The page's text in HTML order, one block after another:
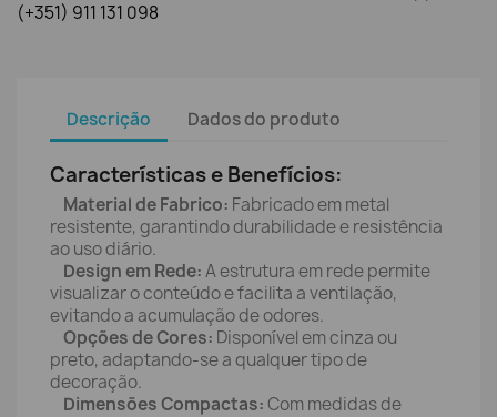
(+351) 911 131 098
Descrição Dados do produto
Características e Benefícios:
Material de Fabrico: Fabricado em metal
resistente, garantindo durabilidade e resistência
ao uso diário.
Design em Rede:A estrutura em rede permite
visualizar o conteúdo e facilita a ventilação,
evitando a acumulação de odores.
Opções de Cores: Disponível em cinza ou
preto, adaptando-se a qualquer tipo de
decoração.
Dimensões Compactas:Com medidas de